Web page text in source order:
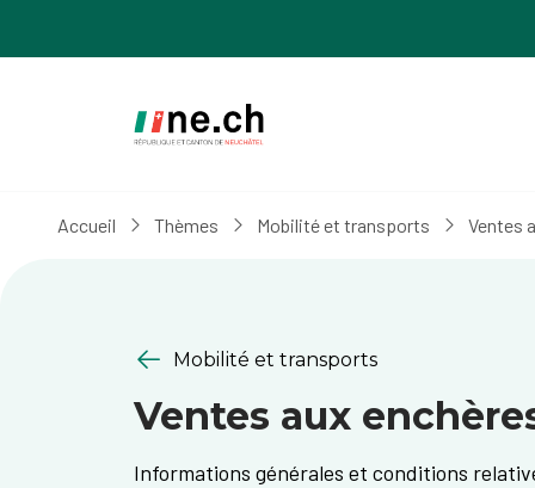
Accueil Thèmes Mobilité et transports Ventes
Mobilité et transports
Ventes aux
Informations générales et conditions